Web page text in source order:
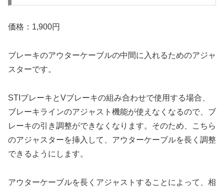
価格：1,900円
ブレーキのアウターケーブルの中間に入れるためのアジャ
スターです。
STIブレーキとVブレーキの組み合わせで使用する場合、
ブレーキラインのアジャスト機能が使えなくなるので、ブ
レーキの引き調整ができなくなります。そのため、こちら
のアジャスターを挿入して、アウターケーブルを長く調整
できるようにします。
アウターケーブルを長くアジャストすることによって、相